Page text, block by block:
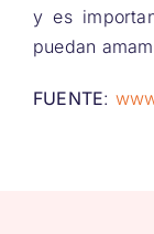
y es
puedan
FUENTE: